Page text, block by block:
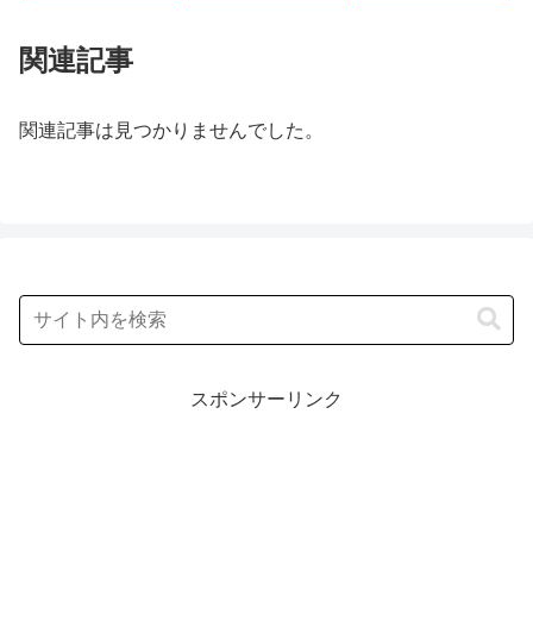
関連記事
関連記事は見つかりませんでした。
スポンサーリンク